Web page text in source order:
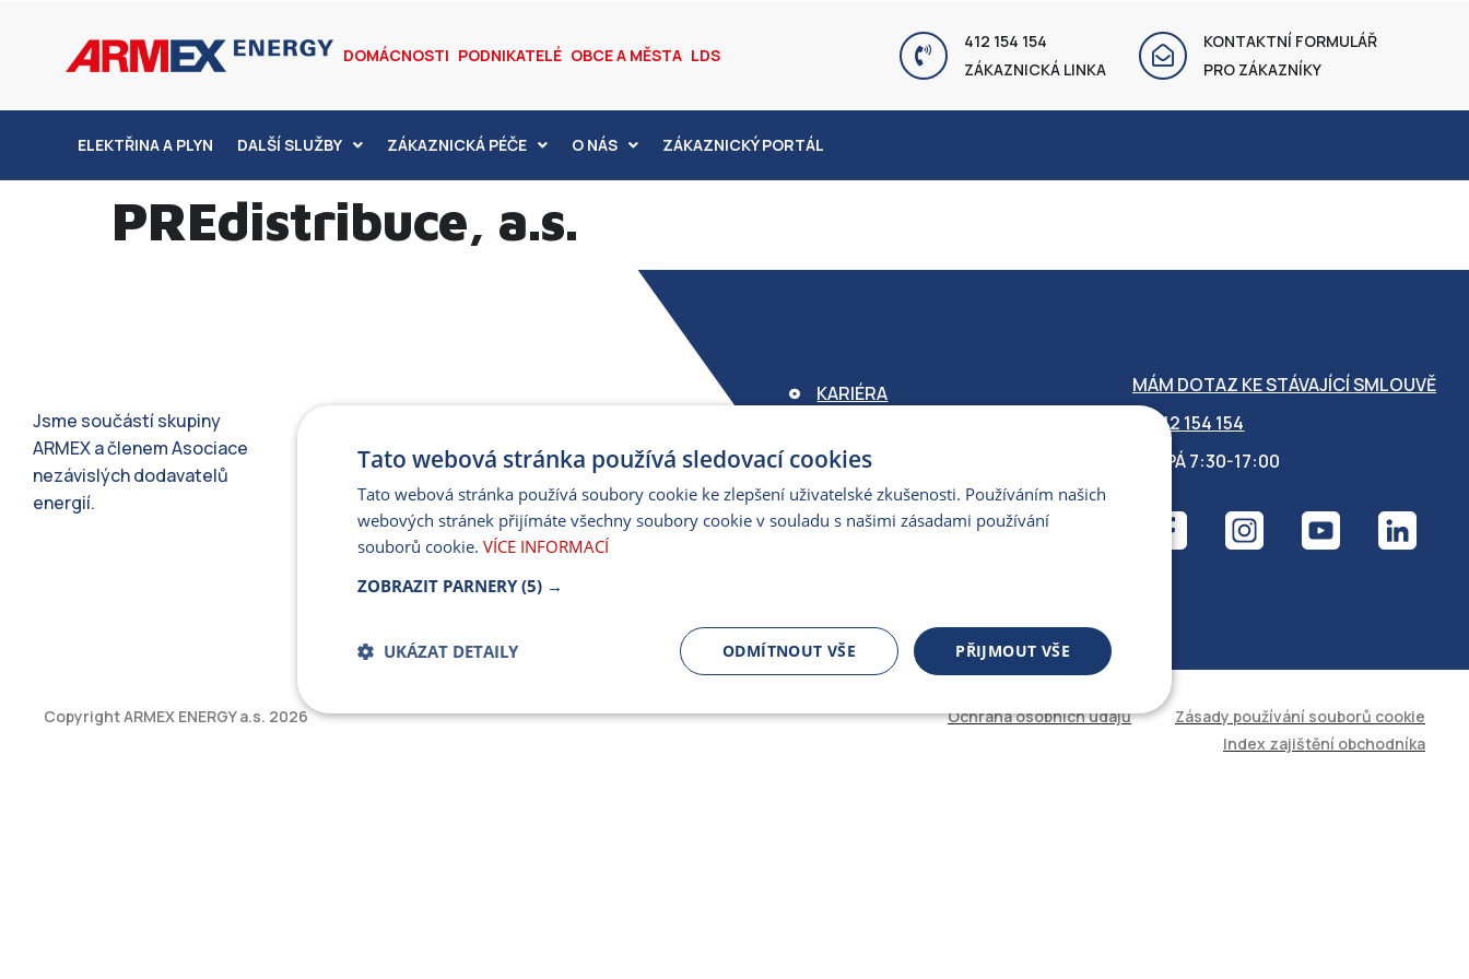
DOMÁCNOSTI PODNIKATELÉ OBCE A MĚSTA LDS
412 154 154
ZÁKAZNICKÁ LINKA
KONTAKTNÍ FORMULÁŘ
PRO ZÁKAZNÍKY
ELEKTŘINA A PLYN DALŠÍ SLUŽBY ZÁKAZNICKÁ PÉČE O NÁS ZÁKAZNICKÝ PORTÁL
PREdistribuce, a.s.
Jsme součástí skupiny
ARMEX a členem Asociace
nezávislých dodavatelů
energií.
KARIÉRA
ZÁRUKA ELEKTROMOBILITY
PARTNERSKÝ PORTÁL
MÁM DOTAZ KE STÁVAJÍCÍ SMLOUVĚ
412 154 154
PO-PÁ 7:30-17:00
Copyright ARMEX ENERGY a.s. 2026 Ochrana osobních údajů
Zásady používání souborů cookie
Index zajištění obchodníka
Tato webová stránka používá sledovací cookies
Tato webová stránka používá soubory cookie ke zlepšení uživatelské zkušenosti. Používáním našich
webových stránek přijímáte všechny soubory cookie v souladu s našimi zásadami používání
souborů cookie. VÍCE INFORMACÍ
ZOBRAZIT PARNERY (5) →
PŘIJMOUT VŠE
ODMÍTNOUT VŠE
UKÁZAT DETAILY
Bezpodmínečně nutné
Výkonnostní Cílení souborů